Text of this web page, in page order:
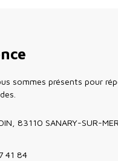
sommes présents pour
83110 SANARY-SUR-MER
41 84